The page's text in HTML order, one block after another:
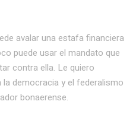
avalar una estafa financiera
puede usar el mandato que
contra ella. Le quiero
democracia y el federalismo
bonaerense.